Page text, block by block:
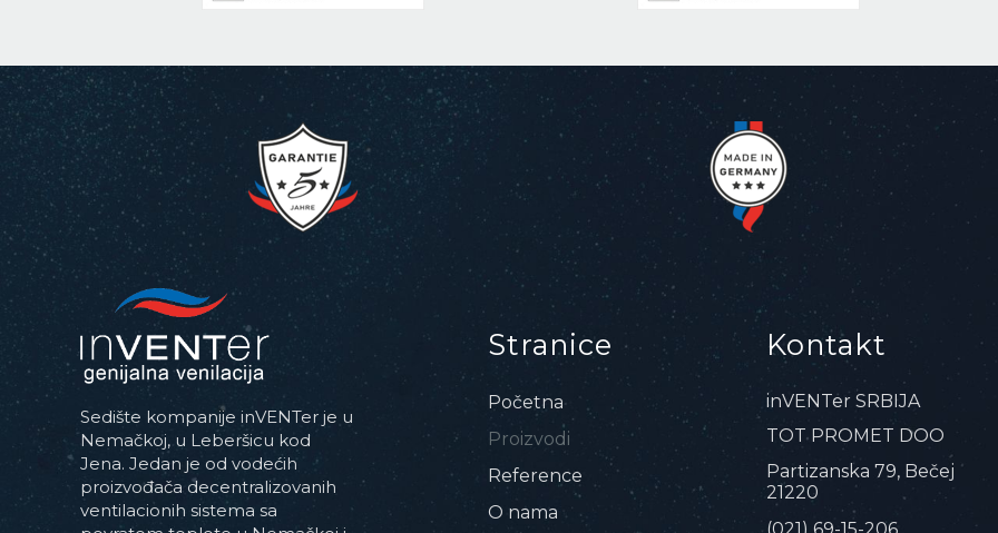
Sedište kompanije inVENTer je u
Nemačkoj, u Leberšicu kod
Jena. Jedan je od vodećih
proizvođača decentralizovanih
ventilacionih sistema sa
Stranice
Početna
Proizvodi
Reference
O nama
Kontakt
inVENTer SRBIJA
TOT PROMET DOO
Partizanska 79, Bečej
21220